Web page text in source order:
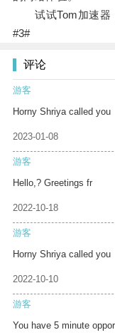
试试Tom加速器，
#3#
评论
游客
Horny Shriya called you
2023-01-08
游客
Hello,? Greetings fr
2022-10-18
游客
Horny Shriya called you
2022-10-10
游客
You have 5 minute oppor